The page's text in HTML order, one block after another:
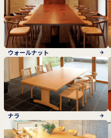
ウォールナット
ナラ